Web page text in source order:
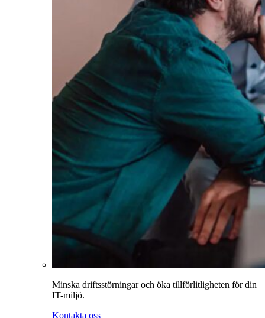
Minska driftsstörningar och öka tillförlitligheten för din
IT-miljö.
Kontakta oss